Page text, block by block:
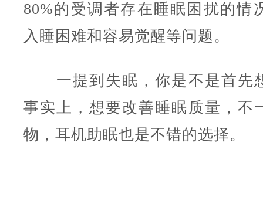
80%的受调者存在睡眠困扰的情
入睡困难和容易觉醒等问题。
一提到失眠，你是不是首先
事实上，想要改善睡眠质量，不
物，耳机助眠也是不错的选择。